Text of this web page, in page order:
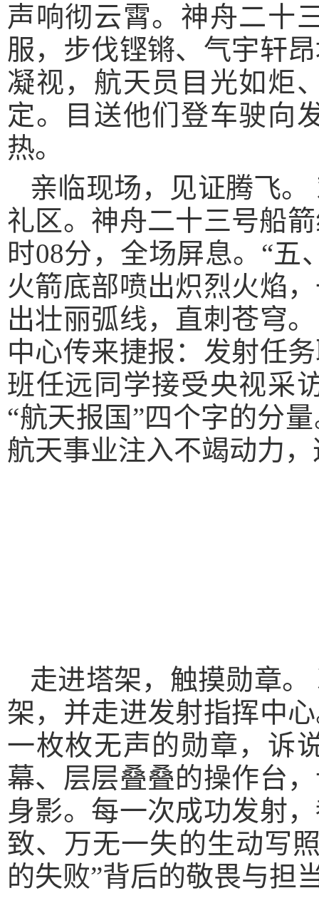
声响彻云霄。神舟二十
服，步伐铿锵、气宇轩
凝视，航天员目光如炬
定。目送他们登车驶向
热。
亲临现场，见证腾飞
礼区。神舟二十三号船
时08分，全场屏息。“
火箭底部喷出炽烈火焰
出壮丽弧线，直刺苍穹
中心传来捷报：发射任
班任远同学接受央视采
“航天报国”四个字的分
航天事业注入不竭动力
走进塔架，触摸勋章
架，并走进发射指挥中
一枚枚无声的勋章，诉
幕、层层叠叠的操作台
身影。每一次成功发射
致、万无一失的生动写
的失败”背后的敬畏与担